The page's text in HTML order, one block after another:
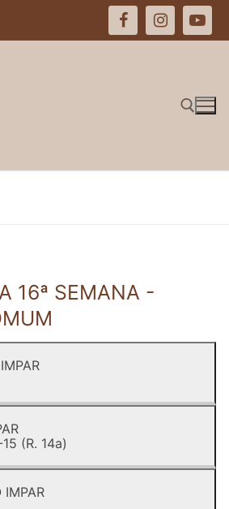
Pesquisar por:
16ª SEMANA -
(R. 14a)